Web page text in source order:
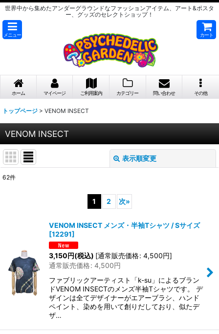
世界中から集めたアンダーグラウンドなファッションアイテム、アート&ポスタ
ー、グッズのセレクトショップ！
メニュー カート
ホーム マイページ ご利用案内 カテゴリー 問い合わせ その他
トップページ > VENOM INSECT
VENOM INSECT
表示順変更
並び順:
絞り込む
62件
1 2 次»
VENOM INSECT メンズ・半袖Tシャツ / Sサイズ
[12291]
3,150円(税込) [通常販売価格: 4,500円]
通常販売価格: 4,500円
ファブリックアーティスト「k-su」によるブラン
ドVENOM INSECTのメンズ半袖Tシャツです。 デ
ザインは全てデザイナーがエアーブラシ、ハンド
ペイント、染めを用いて創りだしており、似たデ
ザ…